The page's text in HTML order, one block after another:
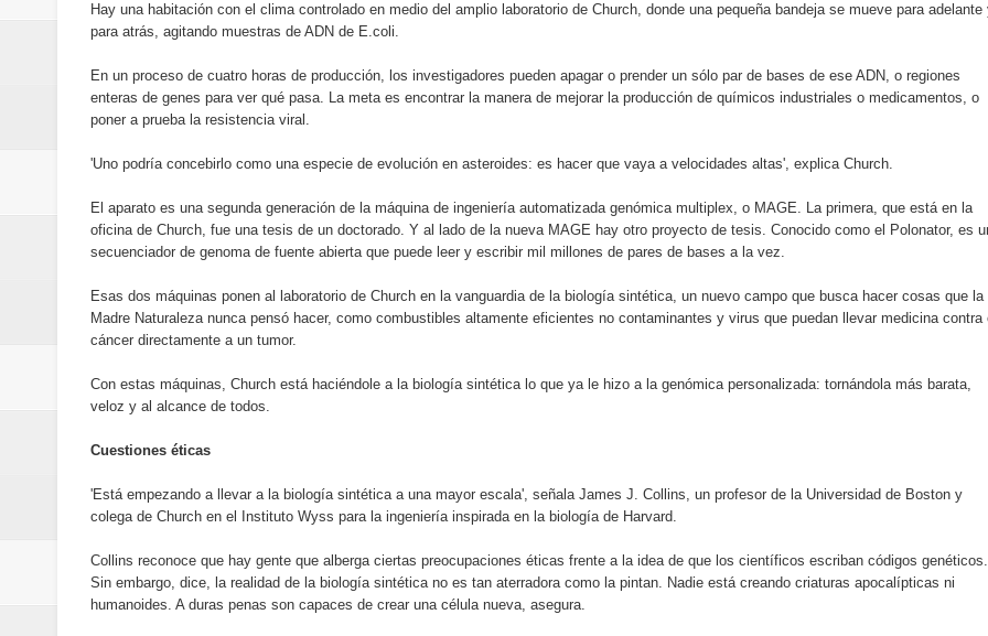
Hay una habitación con el clima controlado en medio del amplio laboratorio de Church, donde una pequeña bandeja se mueve para adelante
para atrás, agitando muestras de ADN de E.coli.
En un proceso de cuatro horas de producción, los investigadores pueden apagar o prender un sólo par de bases de ese ADN, o regiones
enteras de genes para ver qué pasa. La meta es encontrar la manera de mejorar la producción de químicos industriales o medicamentos, o
poner a prueba la resistencia viral.
'Uno podría concebirlo como una especie de evolución en asteroides: es hacer que vaya a velocidades altas', explica Church.
El aparato es una segunda generación de la máquina de ingeniería automatizada genómica multiplex, o MAGE. La primera, que está en la
oficina de Church, fue una tesis de un doctorado. Y al lado de la nueva MAGE hay otro proyecto de tesis. Conocido como el Polonator, es
secuenciador de genoma de fuente abierta que puede leer y escribir mil millones de pares de bases a la vez.
Esas dos máquinas ponen al laboratorio de Church en la vanguardia de la biología sintética, un nuevo campo que busca hacer cosas que la
Madre Naturaleza nunca pensó hacer, como combustibles altamente eficientes no contaminantes y virus que puedan llevar medicina contra
cáncer directamente a un tumor.
Con estas máquinas, Church está haciéndole a la biología sintética lo que ya le hizo a la genómica personalizada: tornándola más barata,
veloz y al alcance de todos.
Cuestiones éticas
'Está empezando a llevar a la biología sintética a una mayor escala', señala James J. Collins, un profesor de la Universidad de Boston y
colega de Church en el Instituto Wyss para la ingeniería inspirada en la biología de Harvard.
Collins reconoce que hay gente que alberga ciertas preocupaciones éticas frente a la idea de que los científicos escriban códigos genéticos.
Sin embargo, dice, la realidad de la biología sintética no es tan aterradora como la pintan. Nadie está creando criaturas apocalípticas ni
humanoides. A duras penas son capaces de crear una célula nueva, asegura.